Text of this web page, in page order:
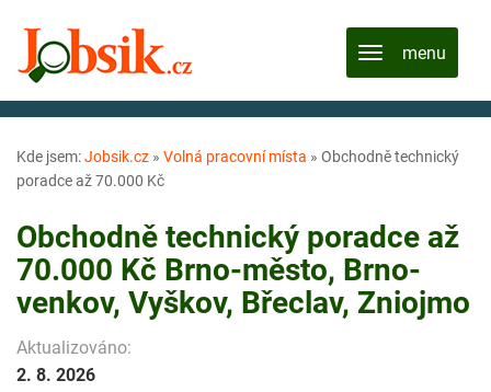
Kde jsem:Jobsik.cz » Volná pracovní místa » Obchodně technický
poradce až 70.000 Kč
Obchodně technický poradce až
70.000 Kč Brno-město, Brno-
venkov, Vyškov, Břeclav, Zniojmo
Aktualizováno:
2. 8. 2026